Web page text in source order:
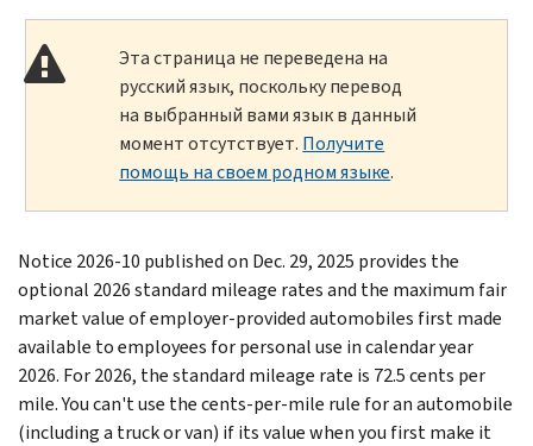
Эта страница не переведена на
русский язык, поскольку перевод
на выбранный вами язык в данный
момент отсутствует. Получите
помощь на своем родном языке.
Notice 2026-10 published on Dec. 29, 2025 provides the
optional 2026 standard mileage rates and the maximum fair
market value of employer-provided automobiles first made
available to employees for personal use in calendar year
2026. For 2026, the standard mileage rate is 72.5 cents per
mile.You can't use the cents-per-mile rule for an automobile
(including a truck or van) if its value when you first make it